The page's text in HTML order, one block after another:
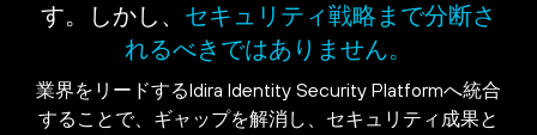
す。しかし、 セキュリティ戦略まで分断さ
れるべきではありません。
業界をリードするIdira Identity Security Platformへ統合
することで、ギャップを解消し、セキュリティ成果と